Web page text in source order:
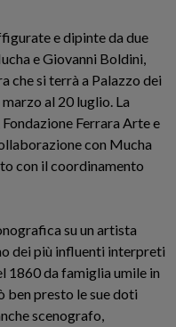
e dipinte da due
e Giovanni Boldini,
che si terrà a Palazzo dei
al 20 luglio. La
Ferrara Arte e
con Mucha
con il coordinamento
su un artista
dei più influenti interpreti
1860 da famiglia umile in
ben presto le sue doti
scenografo,